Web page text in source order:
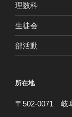
理数科
生徒会
部活動
所在地
〒502-0071 岐